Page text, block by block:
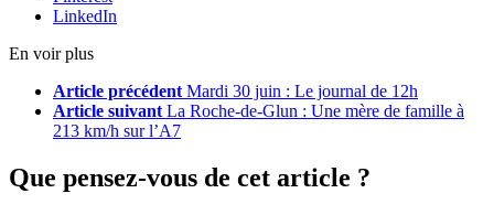
LinkedIn
En voir plus
Article précédent Mardi 30 juin : Le journal de 12h
Article suivant La Roche-de-Glun : Une mère de famille à
213 km/h sur l’A7
Que pensez-vous de cet article ?